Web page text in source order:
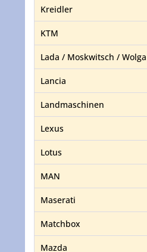
Kreidler
KTM
Lada / Moskwitsch / Wolga
Lancia
Landmaschinen
Lexus
Lotus
MAN
Maserati
Matchbox
Mazda